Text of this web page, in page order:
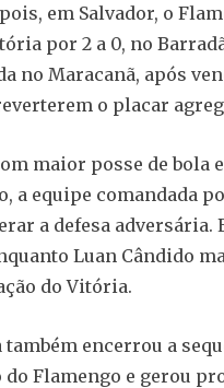
em Salvador, o
por 2 a 0, no
no Maracanã, após
o placar
maior posse de bola
a equipe comandada
a defesa
Luan Cândido
do Vitória.
também encerrou a
do Flamengo e gerou